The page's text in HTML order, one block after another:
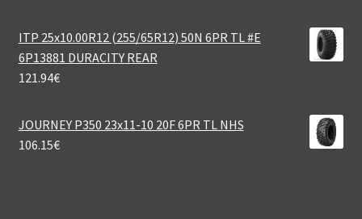
ITP 25x10.00R12 (255/65R12) 50N 6PR TL #E
6P13881 DURACITY REAR
121.94€
JOURNEY P350 23x11-10 20F 6PR TL NHS
106.15€